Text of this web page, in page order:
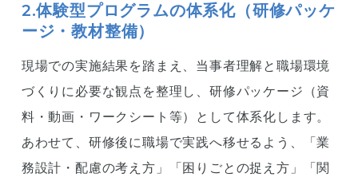
2.体験型プログラムの体系化（研修パッケ
ージ・教材整備）
現場での実施結果を踏まえ、当事者理解と職場環境
づくりに必要な観点を整理し、研修パッケージ（資
料・動画・ワークシート等）として体系化します。
あわせて、研修後に職場で実践へ移せるよう、「業
務設計・配慮の考え方」「困りごとの捉え方」「関